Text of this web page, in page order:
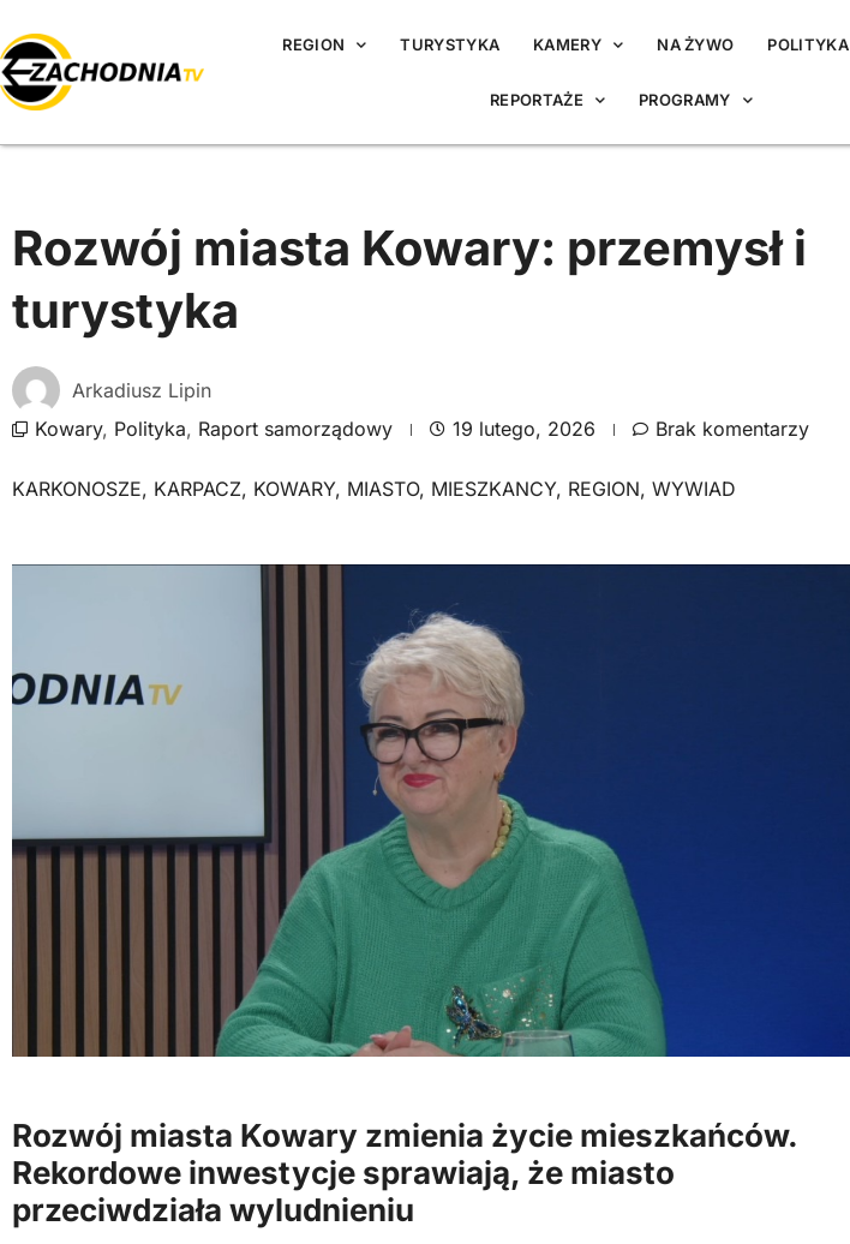
REGION TURYSTYKA KAMERY NA ŻYWO POLITYKA
REPORTAŻE PROGRAMY
Rozwój miasta Kowary: przemysł i
turystyka
Arkadiusz Lipin
Kowary, Polityka, Raport samorządowy 19 lutego, 2026 Brak komentarzy
KARKONOSZE, KARPACZ, KOWARY, MIASTO, MIESZKANCY, REGION, WYWIAD
Rozwój miasta Kowary zmienia życie mieszkańców.
Rekordowe inwestycje sprawiają, że miasto
przeciwdziała wyludnieniu